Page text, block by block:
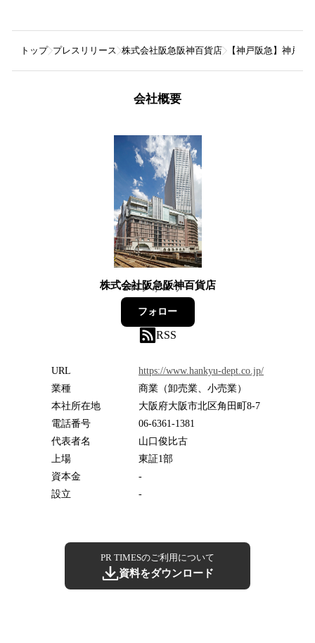
トップ プレスリリース 株式会社阪急阪神百貨店 【神戸阪急】神戸
会社概要
株式会社阪急阪神百貨店
244フォロワー
フォロー
RSS
URL
https://www.hankyu-dept.co.jp/
業種
商業（卸売業、小売業）
本社所在地
大阪府大阪市北区角田町8-7
電話番号
06-6361-1381
代表者名
山口俊比古
上場
東証1部
資本金
-
設立
-
PR TIMESのご利用について
資料をダウンロード